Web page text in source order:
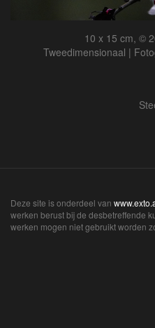
10 x 15 cm, ©
Tweedimensionaal |
Deze site is onderdeel van
werken berust bij de desbetreffende
werken mogen niet gebruikt worden